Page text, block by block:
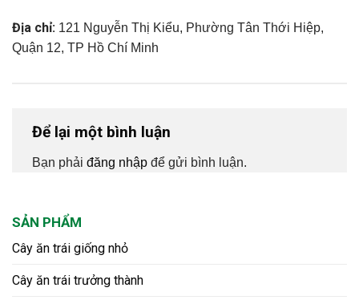
SẢN PHẨM
Cây ăn trái giống nhỏ
Cây ăn trái trưởng thành
Địa chỉ: 121 Nguyễn Thị Kiểu, Phường Tân Thới Hiệp,
Quận 12, TP Hồ Chí Minh
Để lại một bình luận
Bạn phải đăng nhập để gửi bình luận.